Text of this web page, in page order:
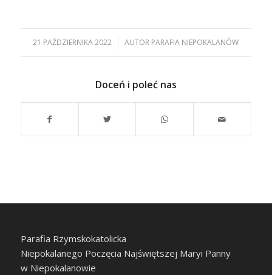
21 PAŹDZIERNIKA 2022
/ AUTOR PARAFIA NIEPOKALANÓW
Doceń i poleć nas
Parafia Rzymskokatolicka
Niepokalanego Poczęcia Najświętszej Maryi Panny
w Niepokalanowie